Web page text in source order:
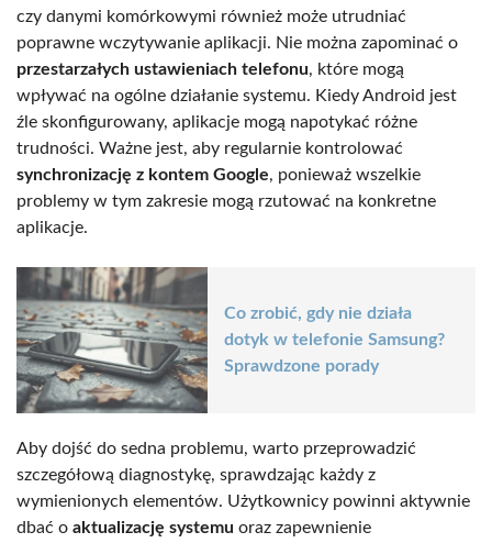
czy danymi komórkowymi również może utrudniać
poprawne wczytywanie aplikacji. Nie można zapominać o
przestarzałych ustawieniach telefonu, które mogą
wpływać na ogólne działanie systemu. Kiedy Android jest
źle skonfigurowany, aplikacje mogą napotykać różne
trudności. Ważne jest, aby regularnie kontrolować
synchronizację z kontem Google, ponieważ wszelkie
problemy w tym zakresie mogą rzutować na konkretne
aplikacje.
Co zrobić, gdy nie działa
dotyk w telefonie Samsung?
Sprawdzone porady
Aby dojść do sedna problemu, warto przeprowadzić
szczegółową diagnostykę, sprawdzając każdy z
wymienionych elementów. Użytkownicy powinni aktywnie
dbać o aktualizację systemu oraz zapewnienie